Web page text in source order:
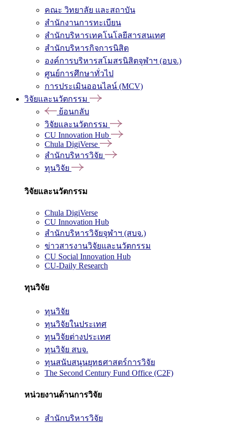
คณะ วิทยาลัย และสถาบัน
สำนักงานการทะเบียน
สำนักบริหารเทคโนโลยีสารสนเทศ
สำนักบริหารกิจการนิสิต
องค์การบริหารสโมสรนิสิตจุฬาฯ (อบจ.)
ศูนย์การศึกษาทั่วไป
การประเมินออนไลน์ (MCV)
วิจัยและนวัตกรรม
ย้อนกลับ
วิจัยและนวัตกรรม
CU Innovation Hub
Chula DigiVerse
สำนักบริหารวิจัย
ทุนวิจัย
วิจัยและนวัตกรรม
Chula DigiVerse
CU Innovation Hub
สำนักบริหารวิจัยจุฬาฯ (สบจ.)
ข่าวสารงานวิจัยและนวัตกรรม
CU Social Innovation Hub
CU-Daily Research
ทุนวิจัย
ทุนวิจัย
ทุนวิจัยในประเทศ
ทุนวิจัยต่างประเทศ
ทุนวิจัย สบจ.
ทุนสนับสนุนยุทธศาสตร์การวิจัย
The Second Century Fund Office (C2F)
หน่วยงานด้านการวิจัย
สำนักบริหารวิจัย